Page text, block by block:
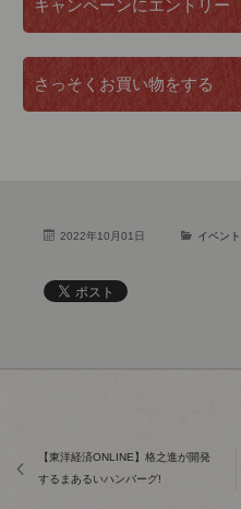
キャンペーンにエントリー
さっそくお買い物をする
2022年10月01日 イベン
【東洋経済ONLINE】格之進が開発
するまあるいハンバーグ!